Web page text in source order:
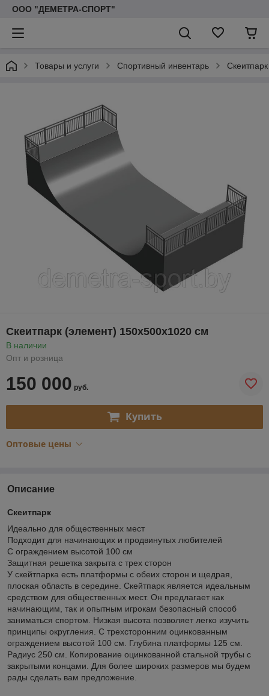
ООО "ДЕМЕТРА-СПОРТ"
Товары и услуги Спортивный инвентарь
Скеитпарк (элемент) 150х500х1020 см
В наличии
Опт и розница
150 000 руб.
Купить
Оптовые цены
Описание
Скеитпарк
Идеально для общественных мест
Подходит для начинающих и продвинутых любителей
С ограждением высотой 100 см
Защитная решетка закрыта с трех сторон
У скейтпарка есть платформы с обеих сторон и щедрая,
плоская область в середине. Скейтпарк является идеальным
средством для общественных мест. Он предлагает как
начинающим, так и опытным игрокам безопасный способ
заниматься спортом. Низкая высота позволяет легко изучить
принципы округления. С трехсторонним оцинкованным
ограждением высотой 100 см. Глубина платформы 125 см.
Радиус 250 см. Копирование оцинкованной стальной трубы с
закрытыми концами. Для более широких размеров мы будем
рады сделать вам предложение.